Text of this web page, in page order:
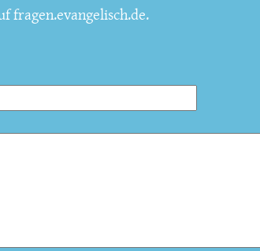
fragen.evangelisch.de.